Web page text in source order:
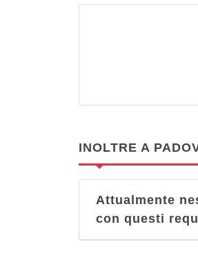
INOLTRE A
Attualmente
con questi